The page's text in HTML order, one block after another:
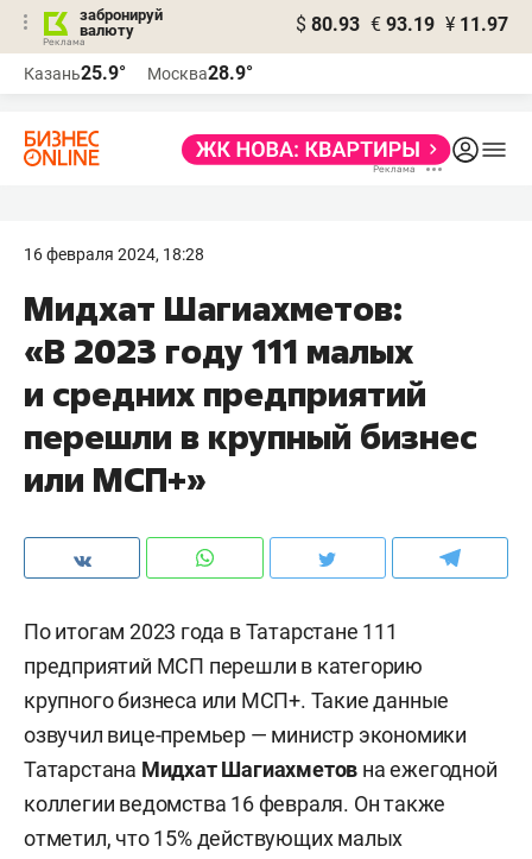
забронируй
валюту
$ 80.93 € 93.19 ¥ 11.97
Казань25.9° Москва28.9°
16 февраля 2024, 18:28
Мидхат Шагиахметов:
«В 2023 году 111 малых
и средних предприятий
перешли в крупный бизнес
или МСП+»
По итогам 2023 года в Татарстане 111
предприятий МСП перешли в категорию
крупного бизнеса или МСП+. Такие данные
озвучил вице-премьер — министр экономики
Татарстана Мидхат Шагиахметов на ежегодной
коллегии ведомства 16 февраля. Он также
отметил, что 15% действующих малых